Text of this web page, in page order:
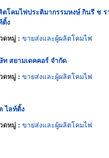
ตโคมไฟประติมากรรมหงษ์ กินรี ช ร
ติ้ง
ดหมู่ : ขายส่งและผู้ผลิตโคมไฟ
ท สยามเดคคอร์ จำกัด
ดหมู่ : ขายส่งและผู้ผลิตโคมไฟ
ไลท์ติ้ง
ดหมู่ : ขายส่งและผู้ผลิตโคมไฟ